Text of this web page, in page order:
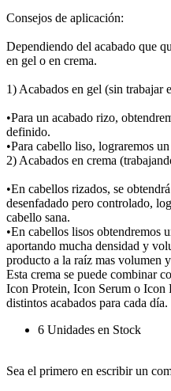
Consejos de aplicación:
Dependiendo del acabado que
en gel o en crema.
1) Acabados en gel (sin trabajar
•Para un acabado rizo,
definido.
•Para cabello liso, lograremos
2) Acabados en crema
•En cabellos rizados, se
desenfadado pero controlado,
cabello sana.
•En cabellos lisos obtendremos
aportando mucha densidad y
producto a la raíz mas volumen
Esta crema se puede combinar
Icon Protein, Icon Serum o Icon
distintos acabados para cada día.
6 Unidades en Stock
Sea el primero en escribir un